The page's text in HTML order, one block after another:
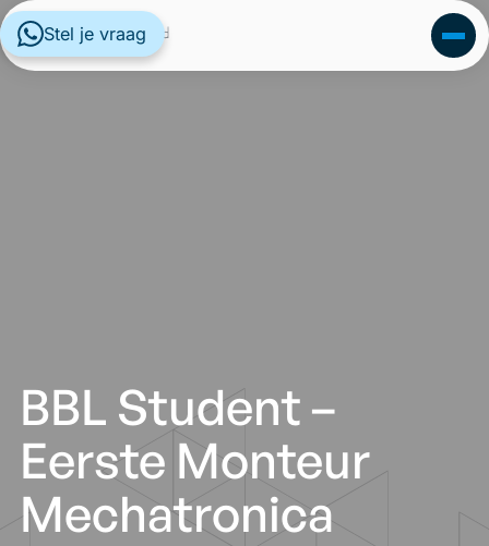
BBL Student –
Eerste Monteur
Mechatronica
Stel je vraag